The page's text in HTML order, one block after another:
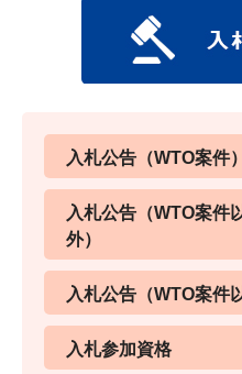
入札公告（WTO案件）
入札公告（WTO案件
外）
入札公告（WTO案件
入札参加資格